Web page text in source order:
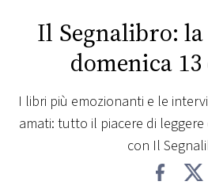
RADIO
PLAYLIST
Il Segnalibro:
domenica
I libri più emozionanti e le
amati: tutto il piacere di
con Il